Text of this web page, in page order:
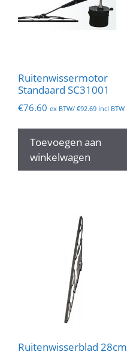
Ruitenwissermotor
Standaard SC31001
€76.60 ex BTW/ €92.69 incl BTW
Toevoegen aan
winkelwagen
Ruitenwisserblad 28cm